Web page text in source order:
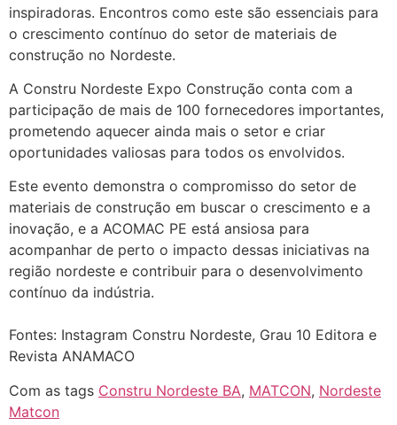
inspiradoras. Encontros como este são essenciais para
o crescimento contínuo do setor de materiais de
construção no Nordeste.
A Constru Nordeste Expo Construção conta com a
participação de mais de 100 fornecedores importantes,
prometendo aquecer ainda mais o setor e criar
oportunidades valiosas para todos os envolvidos.
Este evento demonstra o compromisso do setor de
materiais de construção em buscar o crescimento e a
inovação, e a ACOMAC PE está ansiosa para
acompanhar de perto o impacto dessas iniciativas na
região nordeste e contribuir para o desenvolvimento
contínuo da indústria.
Fontes: Instagram Constru Nordeste, Grau 10 Editora e
Revista ANAMACO
Com as tags Constru Nordeste BA, MATCON, Nordeste
Matcon